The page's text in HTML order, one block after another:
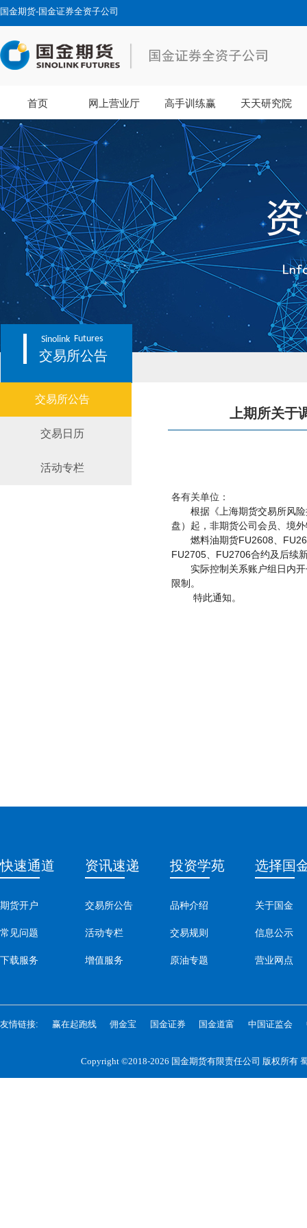
国金期货-国金证券全资子公司
首页 网上营业厅 高手训练赢 天天研究院
Sinolink Futures
交易所公告
交易所公告
交易日历
活动专栏
上期所关于
各有关单位：
根据《上海期货交易所风
盘）起，非期货公司会员、境
燃料油期货FU2608、
FU2705、 FU2706合约及后续
实际控制关系账户组日内
限制。
特此通知。
快速通道
期货开户
常见问题
下载服务
资讯速递
交易所公告
活动专栏
增值服务
投资学苑
品种介绍
交易规则
原油专题
选择国
关于国金
信息公示
营业网点
友情链接: 赢在起跑线 佣金宝 国金证券 国金道富 中国证监会
Copyright ©2018-2026 国金期货有限责任公司 版权所有